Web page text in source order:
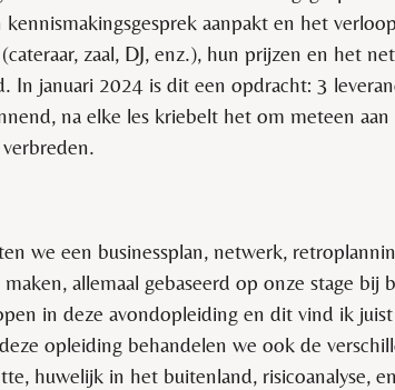
aanpakt en het
zaal, DJ, enz.), hun prijzen en het
In januari 2024 is dit een opdracht: 3
na elke les kriebelt het om meteen
we een businessplan, netwerk,
allemaal gebaseerd op onze stage bij
in deze avondopleiding en dit vind ik
opleiding behandelen we ook de
huwelijk in het buitenland, risicoanalyse,